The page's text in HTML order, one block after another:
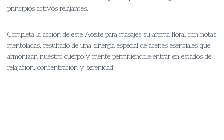
principios activos relajantes.
Completa la acción de este Aceite para masajes su aroma floral con notas
mentoladas, resultado de una sinergia especial de aceites esenciales que
armonizan nuestro cuerpo y mente permitiéndole entrar en estados de
relajación, concentración y serenidad.